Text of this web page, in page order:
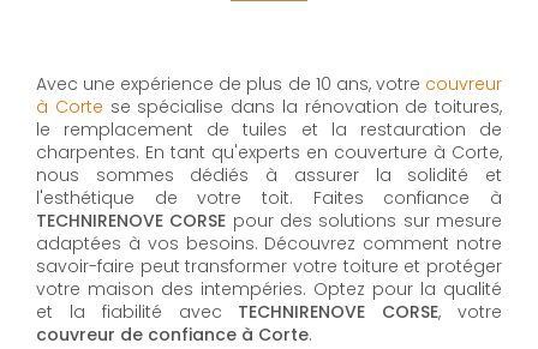
Avec une expérience de plus de 10 ans, votre couvreur
à Corte se spécialise dans la rénovation de toitures,
le remplacement de tuiles et la restauration de
charpentes. En tant qu'experts en couverture à Corte,
nous sommes dédiés à assurer la solidité et
l'esthétique de votre toit. Faites confiance à
TECHNIRENOVE CORSE pour des solutions sur mesure
adaptées à vos besoins. Découvrez comment notre
savoir-faire peut transformer votre toiture et protéger
votre maison des intempéries. Optez pour la qualité
et la fiabilité avec TECHNIRENOVE CORSE, votre
couvreur de confiance à Corte.